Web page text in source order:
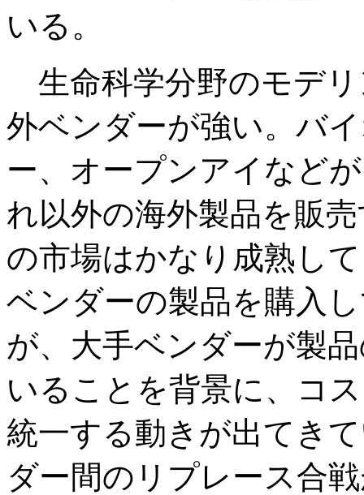
いる。
生命科学分野のモデ
外ベンダーが強い。バ
ー、オープンアイなど
れ以外の海外製品を販
の市場はかなり成熟し
ベンダーの製品を購入
が、大手ベンダーが製
いることを背景に、コ
統一する動きが出てき
ダー間のリプレース合